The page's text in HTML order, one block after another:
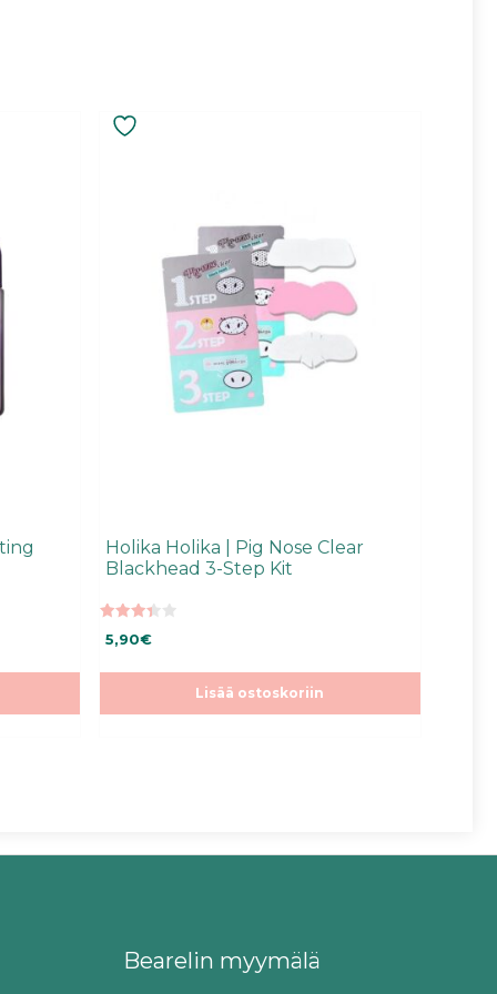
Holika Holika | Pig Nose Clear
Blackhead 3-Step Kit
5:stä
5,90€
Lisää ostoskoriin
Bearelin myymälä